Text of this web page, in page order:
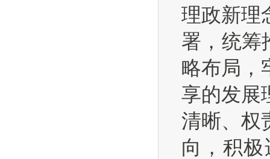
理政新理
署，统筹
略布局，
享的发展
清晰、权
向，积